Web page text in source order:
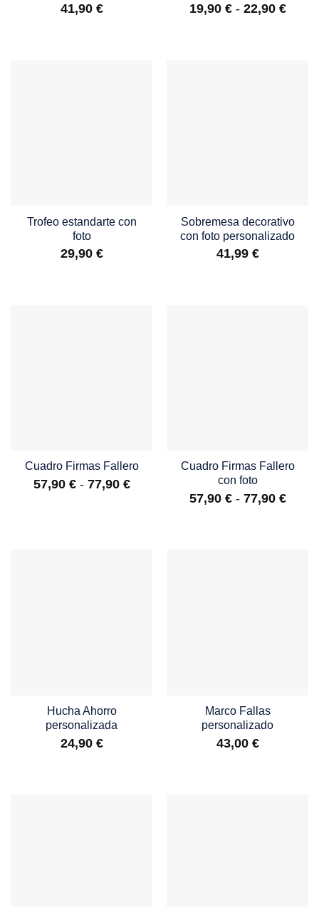
41,90 € 19,90 € - 22,90 €
Trofeo estandarte con
foto
29,90 €
Sobremesa decorativo
con foto personalizado
41,99 €
Cuadro Firmas Fallero
57,90 € - 77,90 €Rango
Cuadro Firmas Fallero
con foto
57,90 € - 77,90 €
Hucha Ahorro
personalizada
24,90 €
Marco Fallas
personalizado
43,00 €